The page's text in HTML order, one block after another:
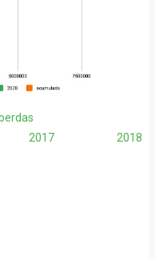
2017 2018